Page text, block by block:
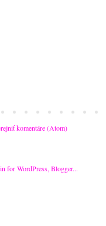
komentáre (Atom)